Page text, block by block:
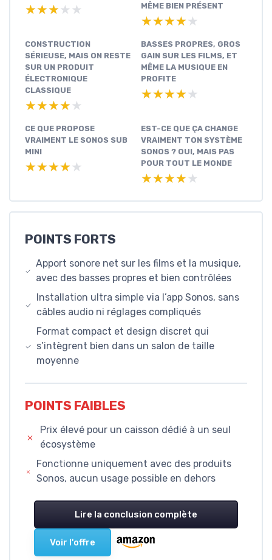
★★★★★
★★★★★
MÊME BIEN PRÉSENT
★★★★★
★★★★★
CONSTRUCTION
SÉRIEUSE, MAIS ON RESTE
SUR UN PRODUIT
ÉLECTRONIQUE
CLASSIQUE
★★★★★
★★★★★
BASSES PROPRES, GROS
GAIN SUR LES FILMS, ET
MÊME LA MUSIQUE EN
PROFITE
★★★★★
★★★★★
CE QUE PROPOSE
VRAIMENT LE SONOS SUB
MINI
★★★★★
★★★★★
EST-CE QUE ÇA CHANGE
VRAIMENT TON SYSTÈME
SONOS ? OUI, MAIS PAS
POUR TOUT LE MONDE
★★★★★
★★★★★
POINTS FORTS
Apport sonore net sur les films et la musique,
avec des basses propres et bien contrôlées
Installation ultra simple via l’app Sonos, sans
câbles audio ni réglages compliqués
Format compact et design discret qui
s’intègrent bien dans un salon de taille
moyenne
POINTS FAIBLES
Prix élevé pour un caisson dédié à un seul
écosystème
Fonctionne uniquement avec des produits
Sonos, aucun usage possible en dehors
Lire la conclusion complète
Voir l'offre